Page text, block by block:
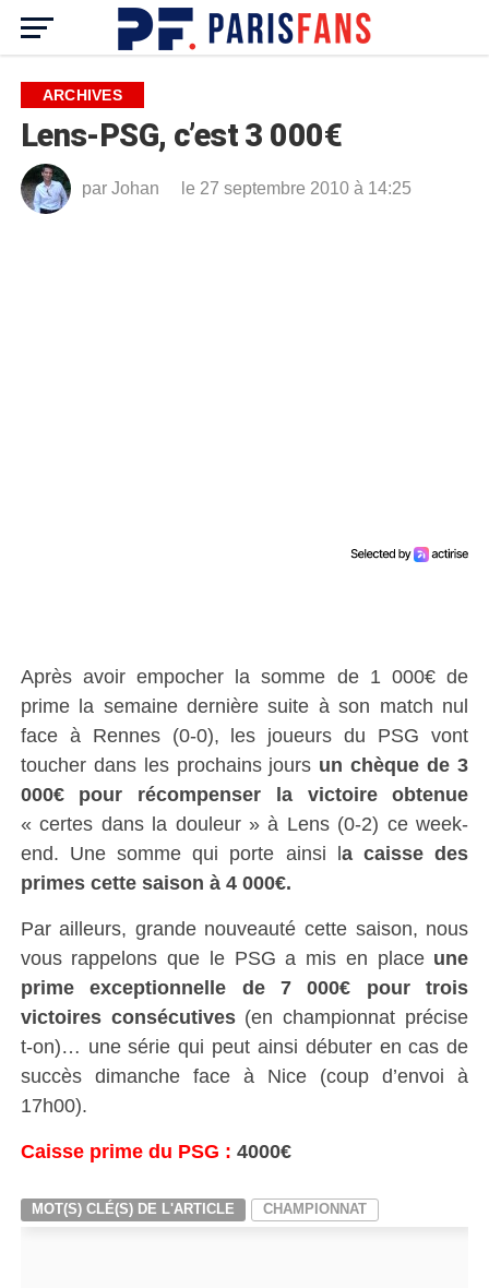
ARCHIVES
Lens-PSG, c’est 3 000€
par Johan le 27 septembre 2010 à 14:25
Après avoir empocher la somme de 1 000€ de
prime la semaine dernière suite à son match nul
face à Rennes (0-0), les joueurs du PSG vont
toucher dans les prochains jours un chèque de 3
000€ pour récompenser la victoire obtenue
« certes dans la douleur » à Lens (0-2) ce week-
end. Une somme qui porte ainsi la caisse des
primes cette saison à 4 000€.
Par ailleurs, grande nouveauté cette saison, nous
vous rappelons que le PSG a mis en placeune
prime exceptionnelle de 7 000€ pour trois
victoires consécutives (en championnat précise
t-on)… une série qui peut ainsi débuter en cas de
succès dimanche face à Nice (coup d’envoi à
17h00).
Caisse prime du PSG : 4000€
MOT(S) CLÉ(S) DE L'ARTICLE CHAMPIONNAT